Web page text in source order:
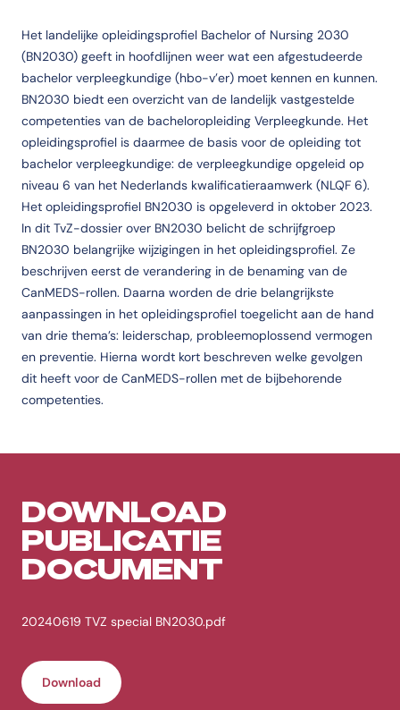
Het landelijke opleidingsprofiel Bachelor of Nursing 2030
(BN2030) geeft in hoofdlijnen weer wat een afgestudeerde
bachelor verpleegkundige (hbo-v’er) moet kennen en kunnen.
BN2030 biedt een overzicht van de landelijk vastgestelde
competenties van de bacheloropleiding Verpleegkunde. Het
opleidingsprofiel is daarmee de basis voor de opleiding tot
bachelor verpleegkundige: de verpleegkundige opgeleid op
niveau 6 van het Nederlands kwalificatieraamwerk (NLQF 6).
Het opleidingsprofiel BN2030 is opgeleverd in oktober 2023.
In dit TvZ-dossier over BN2030 belicht de schrijfgroep
BN2030 belangrijke wijzigingen in het opleidingsprofiel. Ze
beschrijven eerst de verandering in de benaming van de
CanMEDS-rollen. Daarna worden de drie belangrijkste
aanpassingen in het opleidingsprofiel toegelicht aan de hand
van drie thema’s: leiderschap, probleemoplossend vermogen
en preventie. Hierna wordt kort beschreven welke gevolgen
dit heeft voor de CanMEDS-rollen met de bijbehorende
competenties.
DOWNLOAD
PUBLICATIE
DOCUMENT
20240619 TVZ special BN2030.pdf
Download